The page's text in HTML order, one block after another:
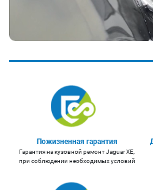
Пожизненная гарантия
Гарантия на кузовной ремонт Jaguar XE,
при соблюдении необходимых условий